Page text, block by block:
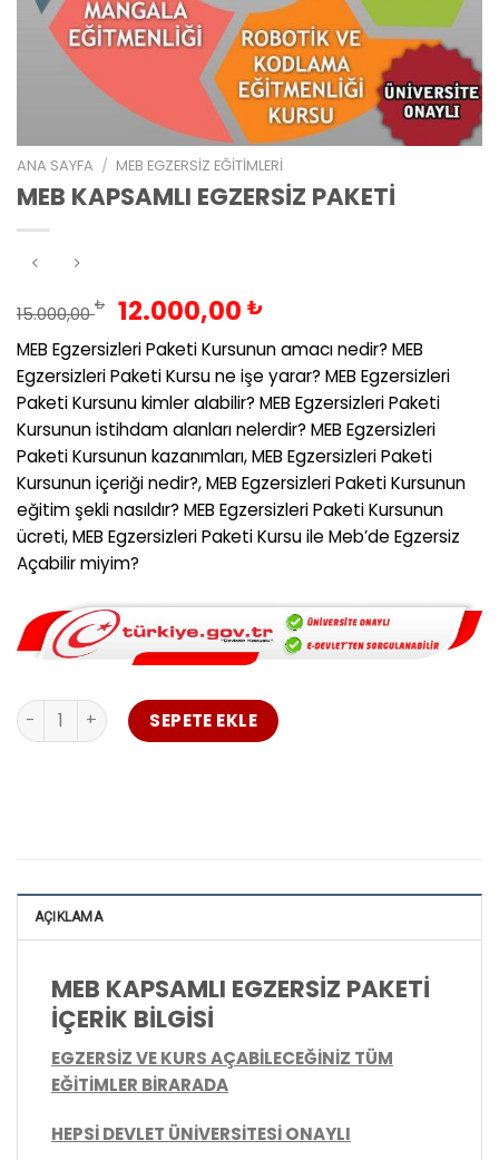
ANA SAYFA / MEB EGZERSIZ EĞITIMLERI
MEB KAPSAMLI EGZERSİZ PAKETİ
15.000,00₺ Orijinal
fiyat:
15.000,00 ₺.
12.000,00 ₺Şu
fiyat:
12.000,00 ₺.
MEB Egzersizleri Paketi Kursunun amacı nedir? MEB
Egzersizleri Paketi Kursu ne işe yarar? MEB Egzersizleri
Paketi Kursunu kimler alabilir? MEB Egzersizleri Paketi
Kursunun istihdam alanları nelerdir? MEB Egzersizleri
Paketi Kursunun kazanımları, MEB Egzersizleri Paketi
Kursunun içeriği nedir?, MEB Egzersizleri Paketi Kursunun
eğitim şekli nasıldır? MEB Egzersizleri Paketi Kursunun
ücreti, MEB Egzersizleri Paketi Kursu ile Meb’de Egzersiz
Açabilir miyim?
MEB KAPSAMLI EGZERSİZ PAKETİ adet
SEPETE EKLE
AÇIKLAMA
MEB KAPSAMLI EGZERSİZ PAKETİ
İÇERİK BİLGİSİ
EGZERSİZ VE KURS AÇABİLECEĞİNİZ TÜM
EĞİTİMLER BİRARADA
HEPSİ DEVLET ÜNİVERSİTESİ ONAYLI